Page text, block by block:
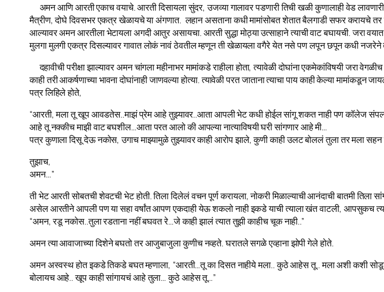
अमन आणि आरती एकाच वयाचे. आरती दिसायला सुंदर, उजव्या गालावर पडणारी तिची खळी कुणालाही वेड
मैत्रीण, दोघे दिवसभर एकत्र खेळायचे या अंगणात. लहान असताना कधी मामांसोबत शेतात बैलगाडी सफर करायचे तर
आल्यावर अमन आरतीला भेटायला अगदी आतुर असायचा. आरती सुद्धा मोठ्या उत्साहाने त्याची वाट बघायची. जरा
मुलगा मुलगी एकत्र दिसल्यावर गावात लोकं नावं ठेवतील म्हणून ती खेळायला वगैरे येत नसे पण लपून छपून कधी नजरेने
दहावीची परीक्षा झाल्यावर अमन चांगला महीनाभर मामांकडे राहीला होता, त्यावेळी दोघांना एकमेकांविषयी जरा
काही तरी आकर्षणाच्या भावना दोघांनाही जाणवल्या होत्या. त्यावेळी परत जाताना त्याचा पाय काही केल्या
पत्र लिहिले होते,
“आरती, मला तू खूप आवडतेस..माझं प्रेम आहे तुझ्यावर..आता आपली भेट कधी होईल सांगू शकत नाही पण कॉलेज
आहे तू नक्कीच माझी वाट बघशील…आता परत आलो‌ की आपल्या नात्याविषयी घरी सांगणार आहे मी…
पत्र कुणाला दिसू देऊ नकोस, उगाच माझ्यामुळे तुझ्यावर काही आरोप झाले, कुणी काही उलट बोललं तुला तर मला सहन‌
तुझाच,
अमन…”
ती भेट आरती सोबतची शेवटची भेट होती. तिला दिलेलं वचन पूर्ण करायला, नोकरी मिळाल्याची आनंदाची बातमी तिला
असेल आरतीने आपली पण या सहा वर्षांत आपण एकदाही येऊ शकलो‌ नाही इकडे याची त्याला खंत वाटली, आपसुकच
“अमन, रडू नकोस..तुला रडताना नहीं बघवत रे…जे काही झालं त्यात तुझी काहीच चूक नाही..”
अमन‌ त्या आवाजाच्या दिशेने बघतो तर आजुबाजुला कुणीच नव्हते. घरातले सगळे एव्हाना झोपी गेले होते.
अमन अस्वस्थ होत इकडे तिकडे बघत म्हणाला, “आरती…तू का दिसत नाहीये मला.. कुठे आहेस तू.. मला अशी कशी
बोलायच आहे.. खूप काही सांगायचं आहे तुला… कुठे आहेस तू…”